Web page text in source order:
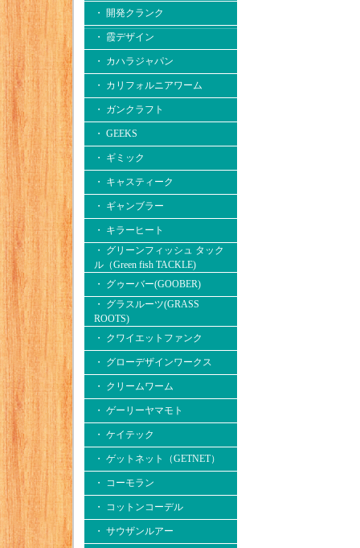
・ 開発クランク
・ 霞デザイン
・ カハラジャパン
・ カリフォルニアワーム
・ ガンクラフト
・ GEEKS
・ ギミック
・ キャスティーク
・ ギャンブラー
・ キラーヒート
・ グリーンフィッシュ タック
ル（Green fish TACKLE)
・ グゥーバー(GOOBER)
・ グラスルーツ(GRASS
ROOTS)
・ クワイエットファンク
・ グローデザインワークス
・ クリームワーム
・ ゲーリーヤマモト
・ ケイテック
・ ゲットネット（GETNET）
・ コーモラン
・ コットンコーデル
・ サウザンルアー